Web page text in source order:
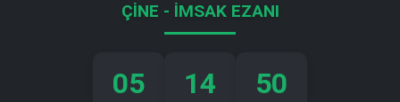
ÇINE - İMSAK EZANI
05 14 49